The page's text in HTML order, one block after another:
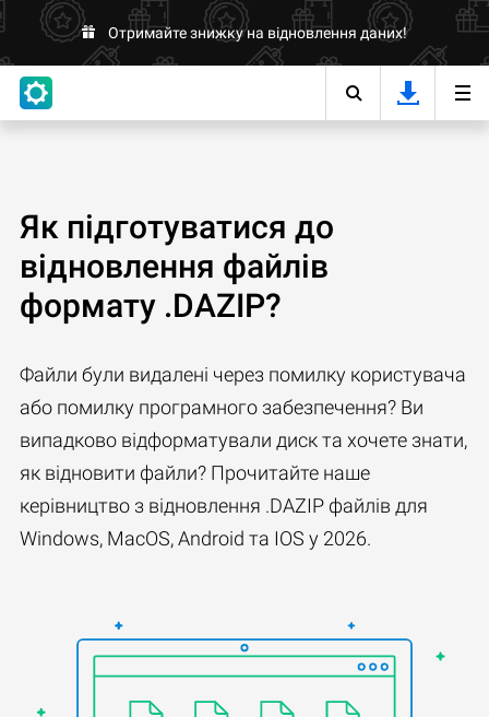
Отримайте знижку на відновлення даних!
Як підготуватися до
відновлення файлів
формату .DAZIP?
Файли були видалені через помилку користувача
або помилку програмного забезпечення? Ви
випадково відформатували диск та хочете знати,
як відновити файли? Прочитайте наше
керівництво з відновлення .DAZIP файлів для
Windows, MacOS, Android та IOS у 2026.